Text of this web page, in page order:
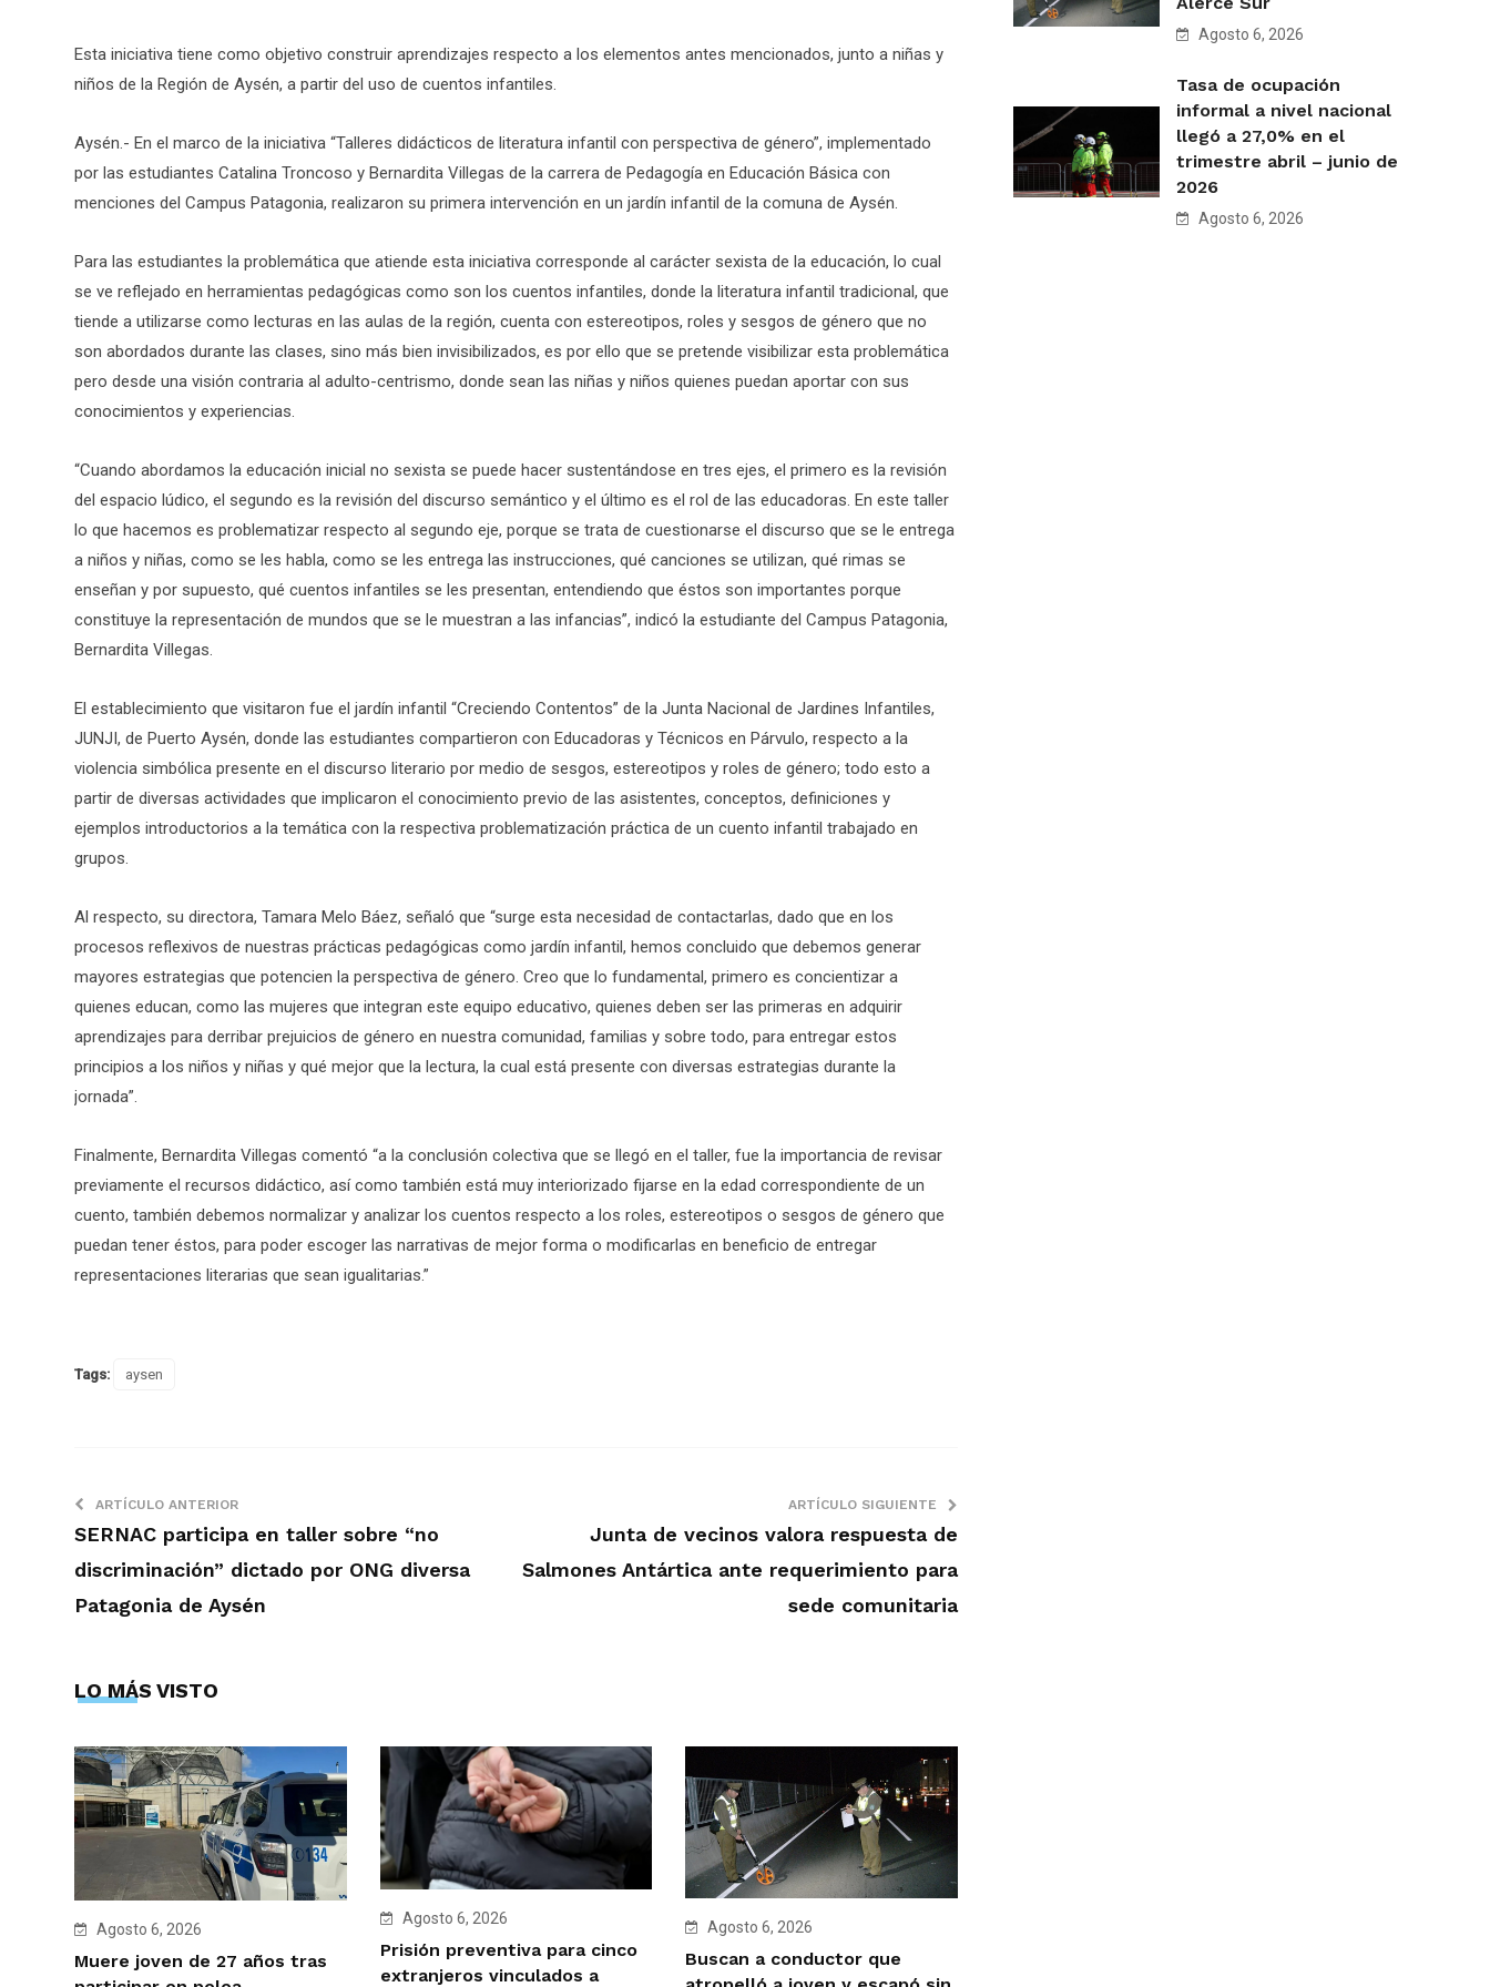
Esta iniciativa tiene como objetivo construir aprendizajes respecto a los elementos antes mencionados, junto a niñas y
niños de la Región de Aysén, a partir del uso de cuentos infantiles.
Aysén.- En el marco de la iniciativa “Talleres didácticos de literatura infantil con perspectiva de género”, implementado
por las estudiantes Catalina Troncoso y Bernardita Villegas de la carrera de Pedagogía en Educación Básica con
menciones del Campus Patagonia, realizaron su primera intervención en un jardín infantil de la comuna de Aysén.
Para las estudiantes la problemática que atiende esta iniciativa corresponde al carácter sexista de la educación, lo cual
se ve reflejado en herramientas pedagógicas como son los cuentos infantiles, donde la literatura infantil tradicional, que
tiende a utilizarse como lecturas en las aulas de la región, cuenta con estereotipos, roles y sesgos de género que no
son abordados durante las clases, sino más bien invisibilizados, es por ello que se pretende visibilizar esta problemática
pero desde una visión contraria al adulto-centrismo, donde sean las niñas y niños quienes puedan aportar con sus
conocimientos y experiencias.
“Cuando abordamos la educación inicial no sexista se puede hacer sustentándose en tres ejes, el primero es la revisión
del espacio lúdico, el segundo es la revisión del discurso semántico y el último es el rol de las educadoras. En este taller
lo que hacemos es problematizar respecto al segundo eje, porque se trata de cuestionarse el discurso que se le entrega
a niños y niñas, como se les habla, como se les entrega las instrucciones, qué canciones se utilizan, qué rimas se
enseñan y por supuesto, qué cuentos infantiles se les presentan, entendiendo que éstos son importantes porque
constituye la representación de mundos que se le muestran a las infancias”, indicó la estudiante del Campus Patagonia,
Bernardita Villegas.
El establecimiento que visitaron fue el jardín infantil “Creciendo Contentos” de la Junta Nacional de Jardines Infantiles,
JUNJI, de Puerto Aysén, donde las estudiantes compartieron con Educadoras y Técnicos en Párvulo, respecto a la
violencia simbólica presente en el discurso literario por medio de sesgos, estereotipos y roles de género; todo esto a
partir de diversas actividades que implicaron el conocimiento previo de las asistentes, conceptos, definiciones y
ejemplos introductorios a la temática con la respectiva problematización práctica de un cuento infantil trabajado en
grupos.
Al respecto, su directora, Tamara Melo Báez, señaló que “surge esta necesidad de contactarlas, dado que en los
procesos reflexivos de nuestras prácticas pedagógicas como jardín infantil, hemos concluido que debemos generar
mayores estrategias que potencien la perspectiva de género. Creo que lo fundamental, primero es concientizar a
quienes educan, como las mujeres que integran este equipo educativo, quienes deben ser las primeras en adquirir
aprendizajes para derribar prejuicios de género en nuestra comunidad, familias y sobre todo, para entregar estos
principios a los niños y niñas y qué mejor que la lectura, la cual está presente con diversas estrategias durante la
jornada”.
Finalmente, Bernardita Villegas comentó “a la conclusión colectiva que se llegó en el taller, fue la importancia de revisar
previamente el recursos didáctico, así como también está muy interiorizado fijarse en la edad correspondiente de un
cuento, también debemos normalizar y analizar los cuentos respecto a los roles, estereotipos o sesgos de género que
puedan tener éstos, para poder escoger las narrativas de mejor forma o modificarlas en beneficio de entregar
representaciones literarias que sean igualitarias.”
Tags: aysen
ARTÍCULO ANTERIOR
SERNAC participa en taller sobre “no
discriminación” dictado por ONG diversa
Patagonia de Aysén
ARTÍCULO SIGUIENTE
Junta de vecinos valora respuesta de
Salmones Antártica ante requerimiento para
sede comunitaria
LO MÁS VISTO
Agosto 6, 2026
Muere joven de 27 años tras
Agosto 6, 2026
Prisión preventiva para cinco
extranjeros vinculados a
Agosto 6, 2026
Buscan a conductor que
Agosto 6, 2026
Tasa de ocupación
informal a nivel nacional
llegó a 27,0% en el
trimestre abril – junio de
2026
Agosto 6, 2026